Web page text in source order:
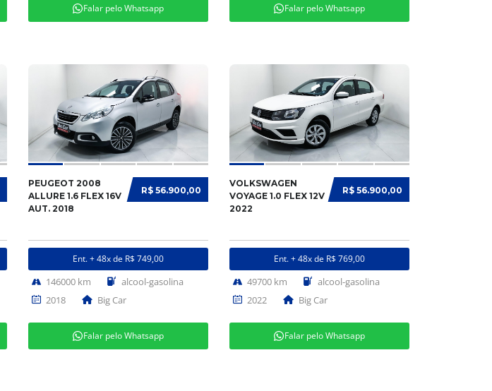
Falar pelo Whatsapp Falar pelo Whatsapp
R$ 56.900,00
PEUGEOT 2008
ALLURE 1.6 FLEX 16V
AUT. 2018
Ent. + 48x de R$ 749,00
146000 km
alcool-gasolina
2018
Big Car
Falar pelo Whatsapp
R$ 56.900,00
VOLKSWAGEN
VOYAGE 1.0 FLEX 12V
2022
Ent. + 48x de R$ 769,00
49700 km
alcool-gasolina
2022
Big Car
Falar pelo Whatsapp